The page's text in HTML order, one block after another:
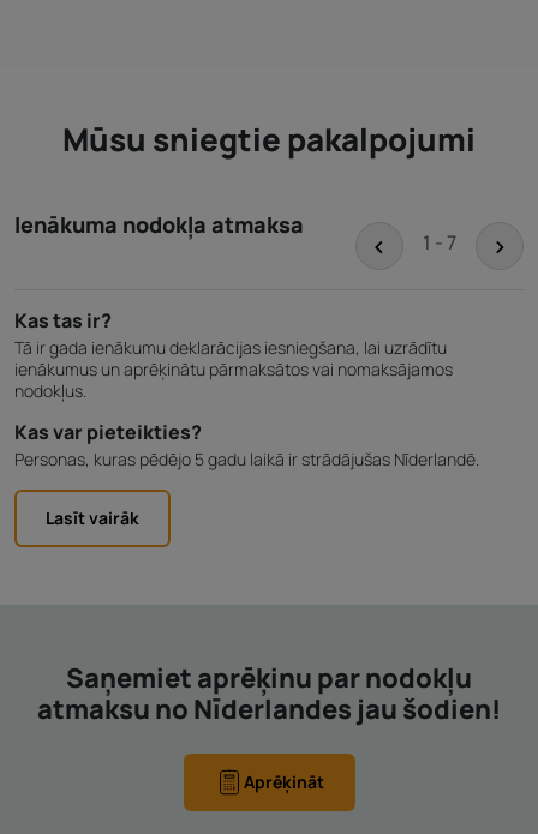
Mūsu sniegtie pakalpojumi
Ienākuma nodokļa atmaksa
< 1 - 7 >
Kas tas ir?
Tā ir gada ienākumu deklarācijas iesniegšana, lai uzrādītu
ienākumus un aprēķinātu pārmaksātos vai nomaksājamos
nodokļus.
Kas var pieteikties?
Personas, kuras pēdējo 5 gadu laikā ir strādājušas Nīderlandē.
Lasīt vairāk
Saņemiet aprēķinu par nodokļu
atmaksu no Nīderlandes jau šodien!
Aprēķināt